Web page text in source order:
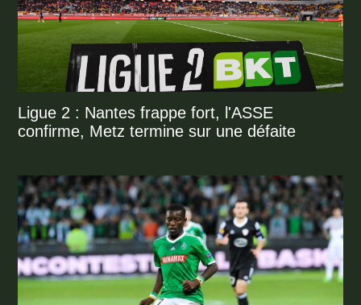
Ligue 2 : Nantes frappe fort, l'ASSE
confirme, Metz termine sur une défaite